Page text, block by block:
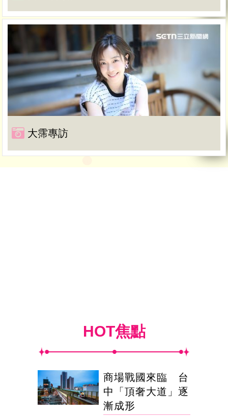
大霈專訪
HOT焦點
商場戰國來臨 台
中「頂奢大道」逐
漸成形